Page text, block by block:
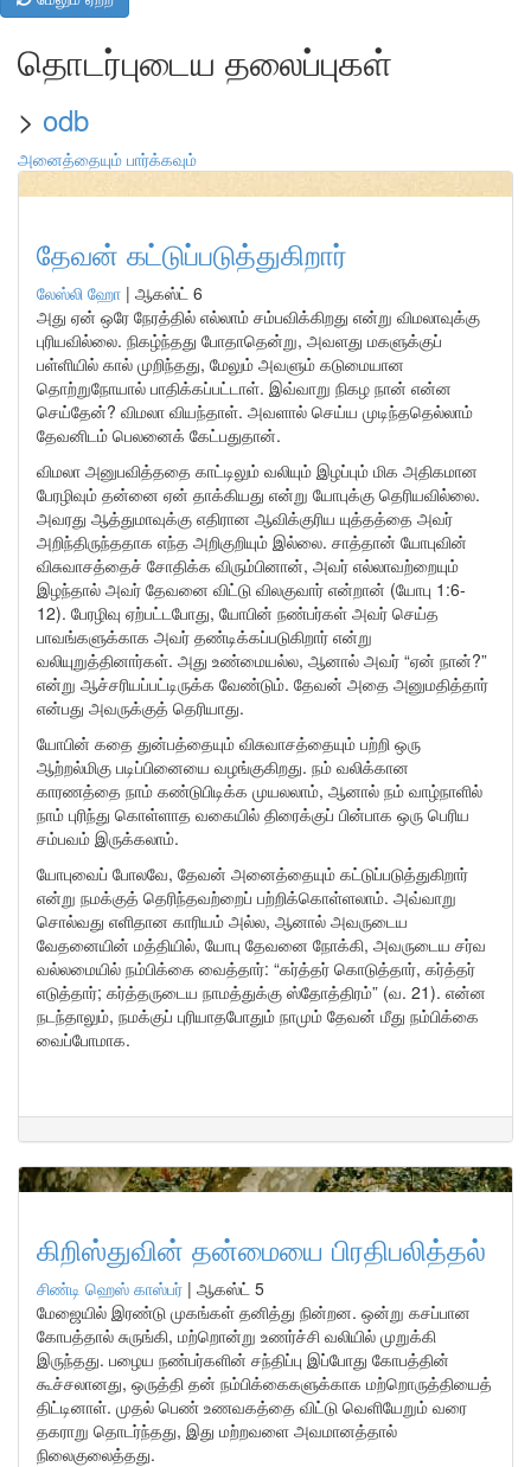
தொடர்புடைய தலைப்புகள்
> odb
அனைத்தையும் பார்க்கவும்
தேவன் கட்டுப்படுத்துகிறார்
லேஸ்லி ஹோ | ஆகஸ்ட் 6
அது ஏன் ஒரே நேரத்தில் எல்லாம் சம்பவிக்கிறது என்று விமலாவுக்கு
புரியவில்லை. நிகழ்ந்தது போதாதென்று, அவளது மகளுக்குப்
பள்ளியில் கால் முறிந்தது, மேலும் அவளும் கடுமையான
தொற்றுநோயால் பாதிக்கப்பட்டாள். இவ்வாறு நிகழ நான் என்ன
செய்தேன்? விமலா வியந்தாள். அவளால் செய்ய முடிந்ததெல்லாம்
தேவனிடம் பெலனைக் கேட்பதுதான்.
விமலா அனுபவித்ததை காட்டிலும் வலியும் இழப்பும் மிக அதிகமான
பேரழிவும் தன்னை ஏன் தாக்கியது என்று யோபுக்கு தெரியவில்லை.
அவரது ஆத்துமாவுக்கு எதிரான ஆவிக்குரிய யுத்தத்தை அவர்
அறிந்திருந்ததாக எந்த அறிகுறியும் இல்லை. சாத்தான் யோபுவின்
விசுவாசத்தைச் சோதிக்க விரும்பினான், அவர் எல்லாவற்றையும்
இழந்தால் அவர் தேவனை விட்டு விலகுவார் என்றான் (யோபு 1:6-
12). பேரழிவு ஏற்பட்டபோது, யோபின் நண்பர்கள் அவர் செய்த
பாவங்களுக்காக அவர் தண்டிக்கப்படுகிறார் என்று
வலியுறுத்தினார்கள். அது உண்மையல்ல, ஆனால் அவர் “ஏன் நான்?”
என்று ஆச்சரியப்பட்டிருக்க வேண்டும். தேவன் அதை அனுமதித்தார்
என்பது அவருக்குத் தெரியாது.
யோபின் கதை துன்பத்தையும் விசுவாசத்தையும் பற்றி ஒரு
ஆற்றல்மிகு படிப்பினையை வழங்குகிறது. நம் வலிக்கான
காரணத்தை நாம் கண்டுபிடிக்க முயலலாம், ஆனால் நம் வாழ்நாளில்
நாம் புரிந்து கொள்ளாத வகையில் திரைக்குப் பின்பாக ஒரு பெரிய
சம்பவம் இருக்கலாம்.
யோபுவைப் போலவே, தேவன் அனைத்தையும் கட்டுப்படுத்துகிறார்
என்று நமக்குத் தெரிந்தவற்றைப் பற்றிக்கொள்ளலாம். அவ்வாறு
சொல்வது எளிதான காரியம் அல்ல, ஆனால் அவருடைய
வேதனையின் மத்தியில், யோபு தேவனை நோக்கி, அவருடைய சர்வ
வல்லமையில் நம்பிக்கை வைத்தார்: “கர்த்தர் கொடுத்தார், கர்த்தர்
எடுத்தார்; கர்த்தருடைய நாமத்துக்கு ஸ்தோத்திரம்” (வ. 21). என்ன
நடந்தாலும், நமக்குப் புரியாதபோதும் நாமும் தேவன் மீது நம்பிக்கை
வைப்போமாக.
கிறிஸ்துவின் தன்மையை பிரதிபலித்தல்
சிண்டி ஹெஸ் காஸ்பர் | ஆகஸ்ட் 5
மேஜையில் இரண்டு முகங்கள் தனித்து நின்றன. ஒன்று கசப்பான
கோபத்தால் சுருங்கி, மற்றொன்று உணர்ச்சி வலியில் முறுக்கி
இருந்தது. பழைய நண்பர்களின் சந்திப்பு இப்போது கோபத்தின்
கூச்சலானது, ஒருத்தி தன் நம்பிக்கைகளுக்காக மற்றொருத்தியைத்
திட்டினாள். முதல் பெண் உணவகத்தை விட்டு வெளியேறும் வரை
தகராறு தொடர்ந்தது, இது மற்றவளை அவமானத்தால்
நிலைகுலைத்தது.